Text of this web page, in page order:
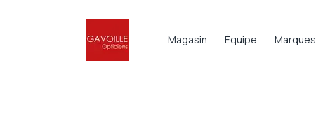
Magasin Équipe Marques